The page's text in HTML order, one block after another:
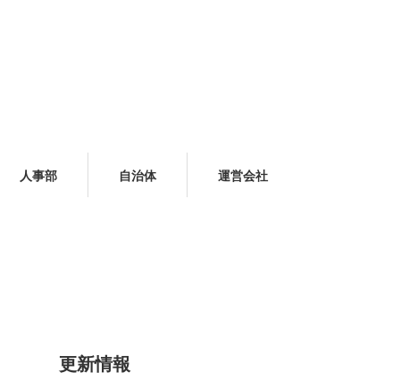
人事部 自治体 運営会社
更新情報